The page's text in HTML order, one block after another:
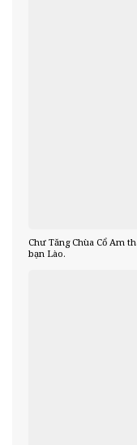
Chư Tăng Chùa Cổ Am
bạn Lào.